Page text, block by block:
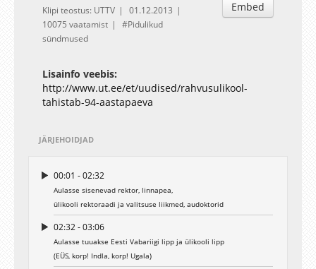
Embed
Klipi teostus: UTTV
01.12.2013
10075 vaatamist
Pidulikud
sündmused
Lisainfo veebis:
http://www.ut.ee/et/uudised/rahvusulikool-
tahistab-94-aastapaeva
JÄRJEHOIDJAD
00:01 - 02:32
Aulasse sisenevad rektor, linnapea,
ülikooli rektoraadi ja valitsuse liikmed, audoktorid
02:32 - 03:06
Aulasse tuuakse Eesti Vabariigi lipp ja ülikooli lipp
(EÜS, korp! Indla, korp! Ugala)